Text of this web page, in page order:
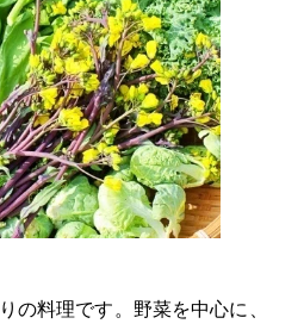
の料理です。野菜を中心に、